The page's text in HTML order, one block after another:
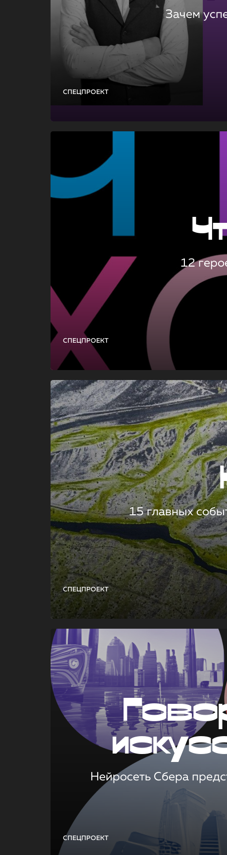
СПЕЦПРОЕКТ
Зачем
СПЕЦПРОЕКТ
12
СПЕЦПРОЕКТ
15 главных
СПЕЦПРОЕКТ
Нейросеть Сбера